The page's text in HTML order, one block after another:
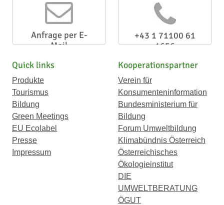
Anfrage per E-
Mail
+43 1 71100 61
1656
Quick links
Produkte
Tourismus
Bildung
Green Meetings
EU Ecolabel
Presse
Impressum
Kooperationspartner
Verein für
Konsumenteninformation
Bundesministerium für
Bildung
Forum Umweltbildung
Klimabündnis Österreich
Österreichisches
Ökologieinstitut
DIE
UMWELTBERATUNG
ÖGUT